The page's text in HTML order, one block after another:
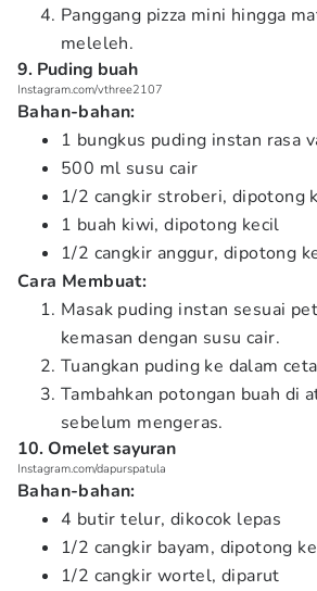
Panggang pizza mini hingga
meleleh.
9. Puding buah
Instagram.com/vthree2107
Bahan-bahan:
1 bungkus puding instan rasa
500 ml susu cair
1/2 cangkir stroberi, dipotong
1 buah kiwi, dipotong kecil
1/2 cangkir anggur, dipotong
Cara Membuat:
Masak puding instan sesuai
kemasan dengan susu cair.
Tuangkan puding ke dalam
Tambahkan potongan buah di
sebelum mengeras.
10. Omelet sayuran
Instagram.com/dapurspatula
Bahan-bahan:
4 butir telur, dikocok lepas
1/2 cangkir bayam, dipotong
1/2 cangkir wortel, diparut